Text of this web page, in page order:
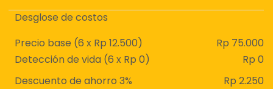
Desglose de costos
Precio base (6 x Rp 12.500) Rp 75.000
Detección de vida (6 x Rp 0) Rp 0
Descuento de ahorro 3% Rp 2.250